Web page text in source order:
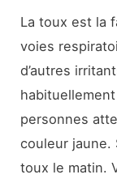
La toux est la
voies
d’autres
personnes
couleur jaune.
toux le matin.